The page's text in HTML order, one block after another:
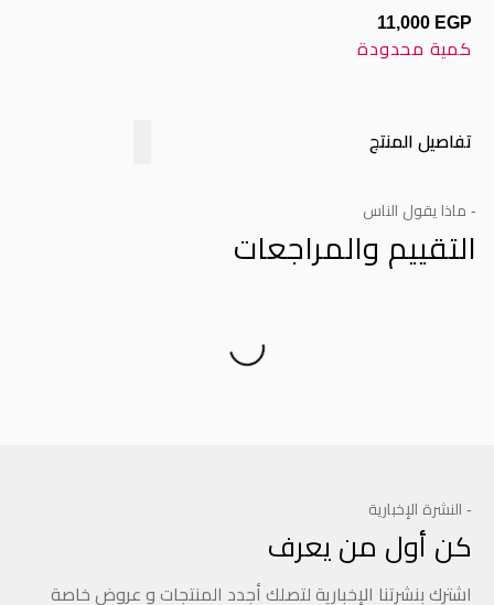
11,000 EGP
كمية محدودة
تفاصيل المنتج
- ماذا يقول الناس
التقييم والمراجعات
- النشرة الإخبارية
كن أول من يعرف
اشترك بنشرتنا الإخبارية لتصلك أجدد المنتجات و عروض خاصة